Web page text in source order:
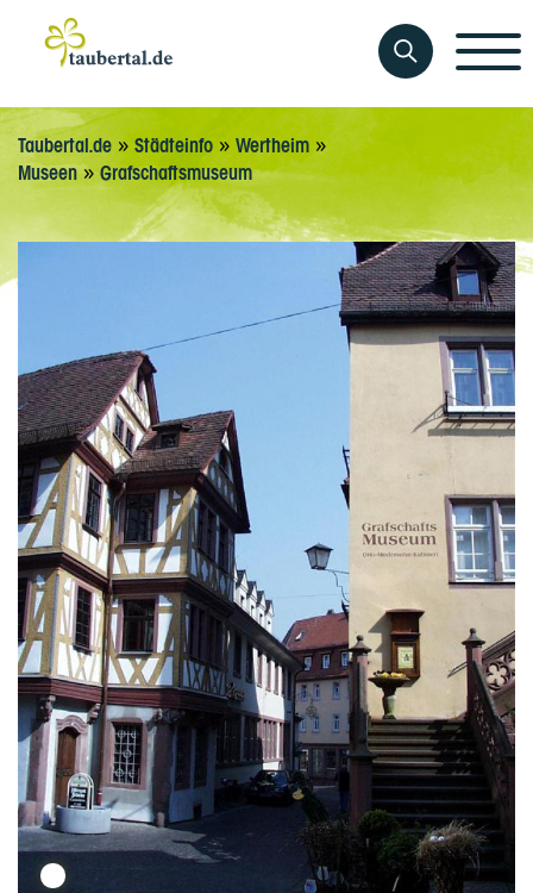
Taubertal.de »Städteinfo » Wertheim »
Museen»Grafschaftsmuseum